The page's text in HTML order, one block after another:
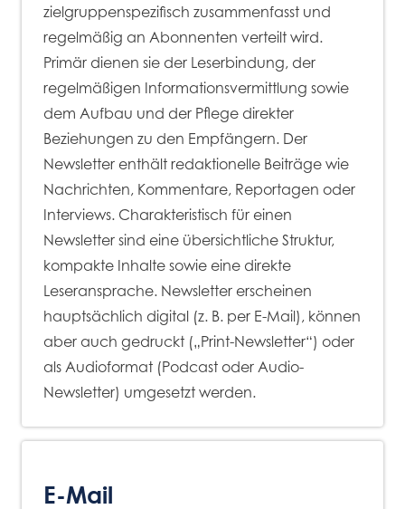
zielgruppenspezifisch zusammenfasst und
regelmäßig an Abonnenten verteilt wird.
Primär dienen sie der Leserbindung, der
regelmäßigen Informationsvermittlung sowie
dem Aufbau und der Pflege direkter
Beziehungen zu den Empfängern. Der
Newsletter enthält redaktionelle Beiträge wie
Nachrichten, Kommentare, Reportagen oder
Interviews. Charakteristisch für einen
Newsletter sind eine übersichtliche Struktur,
kompakte Inhalte sowie eine direkte
Leseransprache. Newsletter erscheinen
hauptsächlich digital (z. B. per E-Mail), können
aber auch gedruckt („Print-Newsletter“) oder
als Audioformat (Podcast oder Audio-
Newsletter) umgesetzt werden.
E-Mail